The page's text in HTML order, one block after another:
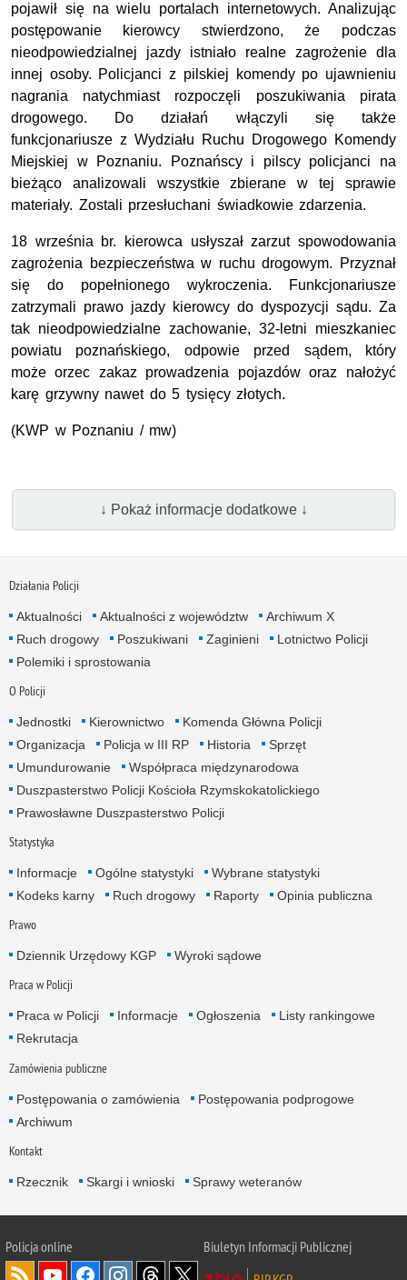
pojawił się na wielu portalach internetowych. Analizując
postępowanie kierowcy stwierdzono, że podczas
nieodpowiedzialnej jazdy istniało realne zagrożenie dla
innej osoby. Policjanci z pilskiej komendy po ujawnieniu
nagrania natychmiast rozpoczęli poszukiwania pirata
drogowego. Do działań włączyli się także
funkcjonariusze z Wydziału Ruchu Drogowego Komendy
Miejskiej w Poznaniu. Poznańscy i pilscy policjanci na
bieżąco analizowali wszystkie zbierane w tej sprawie
materiały. Zostali przesłuchani świadkowie zdarzenia.
18 września br. kierowca usłyszał zarzut spowodowania
zagrożenia bezpieczeństwa w ruchu drogowym. Przyznał
się do popełnionego wykroczenia. Funkcjonariusze
zatrzymali prawo jazdy kierowcy do dyspozycji sądu. Za
tak nieodpowiedzialne zachowanie, 32-letni mieszkaniec
powiatu poznańskiego, odpowie przed sądem, który
może orzec zakaz prowadzenia pojazdów oraz nałożyć
karę grzywny nawet do 5 tysięcy złotych.
(KWP w Poznaniu / mw)
↓ Pokaż informacje dodatkowe ↓
Działania Policji
Aktualności Aktualności z województw
Archiwum X
Ruch drogowy
Poszukiwani Zaginieni
Lotnictwo Policji
Polemiki i sprostowania
O Policji
Jednostki Kierownictwo
Komenda Główna Policji
Organizacja
Policja w III RP Historia
Sprzęt
Umundurowanie
Współpraca międzynarodowa
Duszpasterstwo Policji Kościoła Rzymskokatolickiego
Prawosławne Duszpasterstwo Policji
Statystyka
Informacje Ogólne statystyki
Wybrane statystyki
Kodeks karny
Ruch drogowy Raporty Opinia publiczna
Prawo
Dziennik Urzędowy KGP Wyroki sądowe
Praca w Policji
Praca w Policji Informacje Ogłoszenia
Listy rankingowe
Rekrutacja
Zamówienia publiczne
Postępowania o zamówienia
Postępowania podprogowe
Archiwum
Kontakt
Rzecznik Skargi i wnioski Sprawy weteranów
Policjaonline
Biuletyn Informacji Publicznej